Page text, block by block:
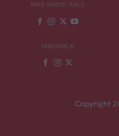
MAD RADIO 106,2
MADWALK
Copyright